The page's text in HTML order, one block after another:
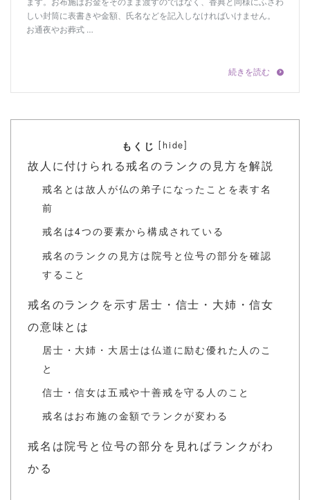
もくじ [hide]
故人に付けられる戒名のランクの見方を解説
戒名とは故人が仏の弟子になったことを表す名
前
戒名は4つの要素から構成されている
戒名のランクの見方は院号と位号の部分を確認
すること
戒名のランクを示す居士・信士・大姉・信女
の意味とは
居士・大姉・大居士は仏道に励む優れた人のこ
と
信士・信女は五戒や十善戒を守る人のこと
戒名はお布施の金額でランクが変わる
戒名は院号と位号の部分を見ればランクがわ
かる